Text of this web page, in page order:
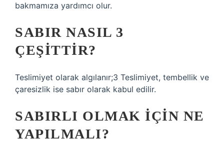
bakmamıza yardımcı olur.
SABIR NASIL 3
ÇEŞITTIR?
Teslimiyet olarak algılanır;3 Teslimiyet, tembellik ve
çaresizlik ise sabır olarak kabul edilir.
SABIRLI OLMAK IÇIN NE
YAPILMALI?